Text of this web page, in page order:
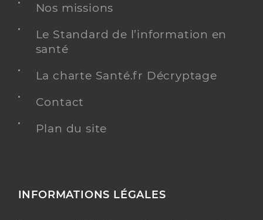
Nos missions
Le Standard de l’information en
santé
La charte Santé.fr Décryptage
Contact
Plan du site
INFORMATIONS LÉGALES